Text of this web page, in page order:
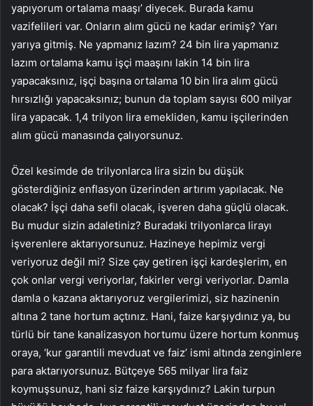
yapıyorum ortalama maaşı’ diyecek. Burada kamu
vazifelileri var. Onların alım gücü ne kadar erimiş? Yarı
yarıya gitmiş. Ne yapmanız lazım? 24 bin lira yapmanız
lazım ortalama kamu işçi maaşını lakin 14 bin lira
yapacaksınız, işçi başına ortalama 10 bin lira alım gücü
hırsızlığı yapacaksınız; bunun da toplam sayısı 600 milyar
lira yapacak. 1,4 trilyon lira emekliden, kamu işçilerinden
alım gücü manasında çalıyorsunuz.
Özel kesimde de trilyonlarca lira sizin bu düşük
gösterdiğiniz enflasyon üzerinden artırım yapılacak. Ne
olacak? İşçi daha sefil olacak, işveren daha güçlü olacak.
Bu mudur sizin adaletiniz? Buradaki trilyonlarca lirayı
işverenlere aktarıyorsunuz. Hazineye hepimiz vergi
veriyoruz değil mi? Size çay getiren işçi kardeşlerim, en
çok onlar vergi veriyorlar, fakirler vergi veriyorlar. Damla
damla o kazana aktarıyoruz vergilerimizi, siz hazinenin
altına 2 tane hortum açtınız. Hani, faize karşıydınız ya, bu
türlü bir tane kanalizasyon hortumu üzere hortum konmuş
oraya, ‘kur garantili mevduat ve faiz’ ismi altında zenginlere
para aktarıyorsunuz. Bütçeye 565 milyar lira faiz
koymuşsunuz, hani siz faize karşıydınız? Lakin turpun